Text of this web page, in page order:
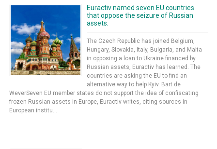
Euractiv named seven EU countries
that oppose the seizure of Russian
assets.
The Czech Republic has joined Belgium,
Hungary, Slovakia, Italy, Bulgaria, and Malta
in opposing a loan to Ukraine financed by
Russian assets, Euractiv has learned. The
countries are asking the EU to find an
alternative way to help Kyiv. Bart de
WeverSeven EU member states do not support the idea of ​​confiscating
frozen Russian assets in Europe, Euractiv writes, citing sources in
European institu...